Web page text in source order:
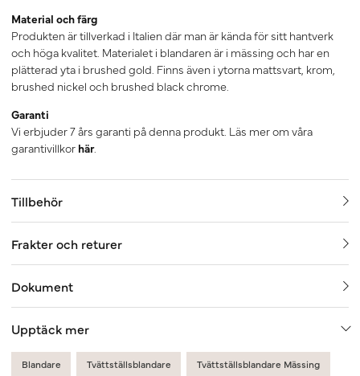
Material och färg
Produkten är tillverkad i Italien där man är kända för sitt hantverk
och höga kvalitet. Materialet i blandaren är i mässing och har en
plätterad yta i brushed gold. Finns även i ytorna mattsvart, krom,
brushed nickel och brushed black chrome.
Garanti
Vi erbjuder 7 års garanti på denna produkt. Läs mer om våra
garantivillkor här.
Tillbehör
Frakter och returer
Dokument
Upptäck mer
Blandare Tvättställsblandare Tvättställsblandare Mässing